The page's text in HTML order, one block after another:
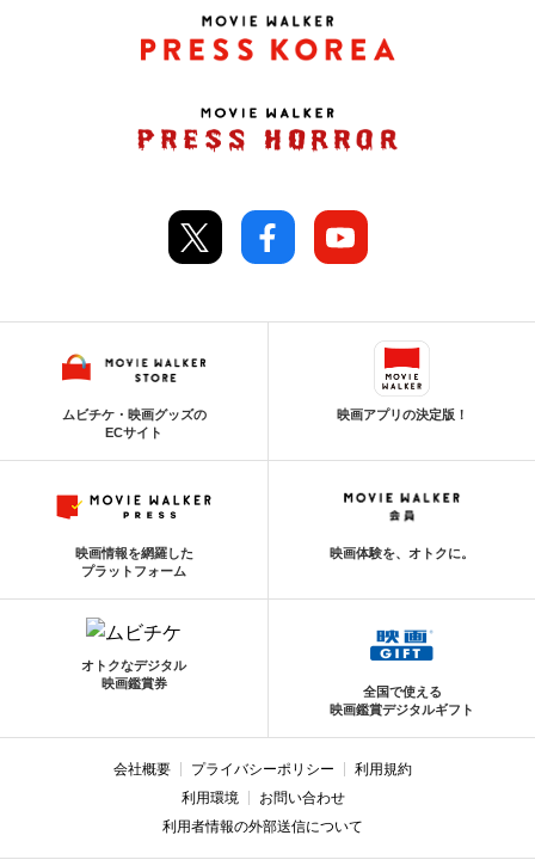
ムビチケ・映画グッズの
ECサイト
映画アプリの決定版！
映画情報を網羅した
プラットフォーム
映画体験を、オトクに。
オトクなデジタル
映画鑑賞券
全国で使える
映画鑑賞デジタルギフト
会社概要 プライバシーポリシー
利用規約
利用環境
お問い合わせ
利用者情報の外部送信について